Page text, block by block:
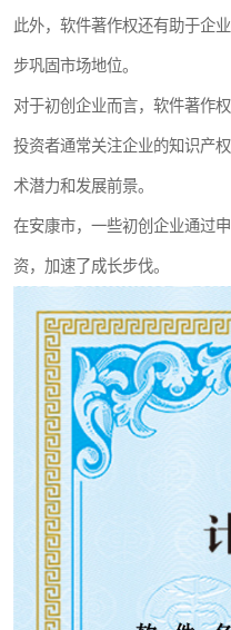
此外，软件著作权还有助于企
步巩固市场地位。
对于初创企业而言，软件著作
投资者通常关注企业的知识产
术潜力和发展前景。
在安康市，一些初创企业通过
资，加速了成长步伐。